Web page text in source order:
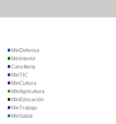
MinDefensa
MinInterior
Cancilleria
MinTIC
MinCultura
MinAgricultura
MinEducación
MinTrabajo
MinSalud